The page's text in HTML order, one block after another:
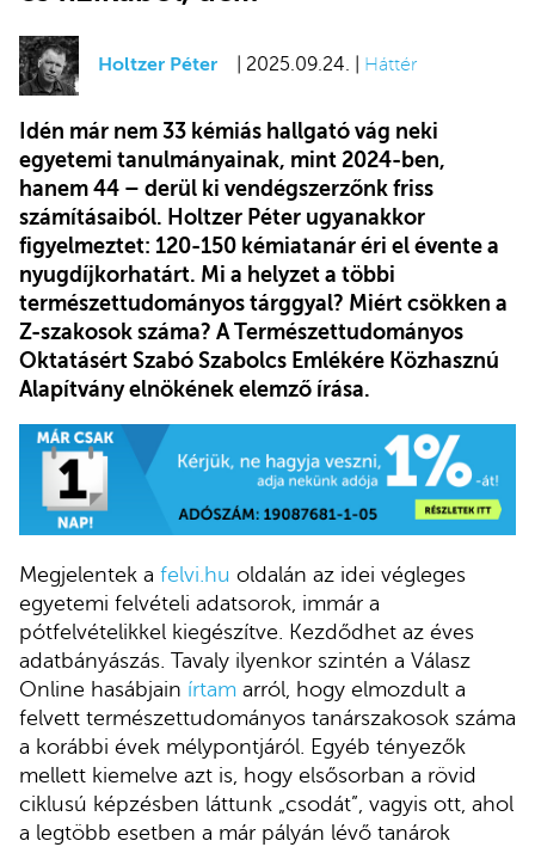
Holtzer Péter | 2025.09.24. | Háttér
Idén már nem 33 kémiás hallgató vág neki
egyetemi tanulmányainak, mint 2024-ben,
hanem 44 – derül ki vendégszerzőnk friss
számításaiból. Holtzer Péter ugyanakkor
figyelmeztet: 120-150 kémiatanár éri el évente a
nyugdíjkorhatárt. Mi a helyzet a többi
természettudományos tárggyal? Miért csökken a
Z-szakosok száma? A Természettudományos
Oktatásért Szabó Szabolcs Emlékére Közhasznú
Alapítvány elnökének elemző írása.
Megjelentek a felvi.hu oldalán az idei végleges
egyetemi felvételi adatsorok, immár a
pótfelvételikkel kiegészítve. Kezdődhet az éves
adatbányászás. Tavaly ilyenkor szintén a Válasz
Online hasábjain írtam arról, hogy elmozdult a
felvett természettudományos tanárszakosok száma
a korábbi évek mélypontjáról. Egyéb tényezők
mellett kiemelve azt is, hogy elsősorban a rövid
ciklusú képzésben láttunk „csodát”, vagyis ott, ahol
a legtöbb esetben a már pályán lévő tanárok